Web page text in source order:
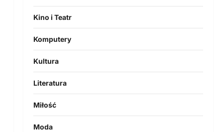
Kino i Teatr
Komputery
Kultura
Literatura
Miłość
Moda